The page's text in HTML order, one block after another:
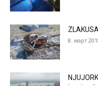
8. март